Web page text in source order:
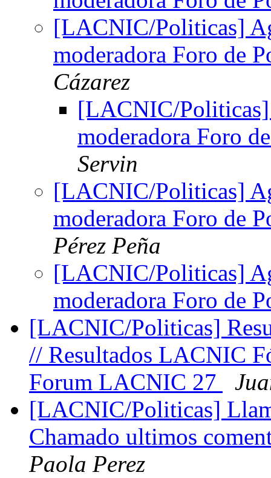
[LACNIC/Politicas]
moderadora Foro de
Cázarez
[LACNIC/Politicas]
moderadora Foro
Servin
[LACNIC/Politicas]
moderadora Foro de
Pérez Peña
[LACNIC/Politicas]
moderadora Foro de
[LACNIC/Politicas]
// Resultados LACNIC
Forum LACNIC 27
[LACNIC/Politicas]
Chamado ultimos
Paola Perez